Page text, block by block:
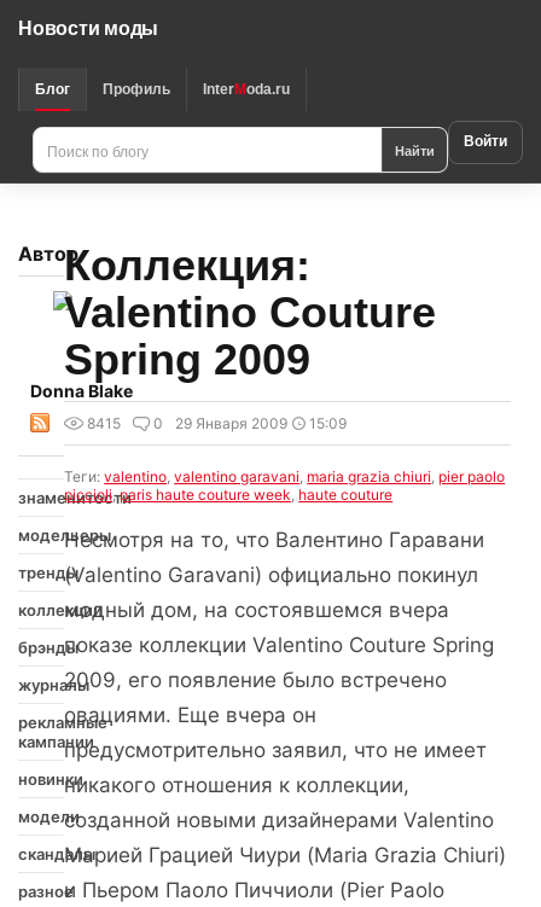
Новости моды
Блог Профиль InterModa.ru
Найти Войти
Автор
Donna Blake
знаменитости
модельеры
тренды
коллекции
брэнды
журналы
рекламные
кампании
новинки
модели
скандалы
разное
Коллекция:
Valentino Couture
Spring 2009
8415 0 29 Января 2009 15:09
Теги:valentino,valentino garavani, maria grazia chiuri, pier paolo
piccioli,paris haute couture week, haute couture
Несмотря на то, что Валентино Гаравани
(Valentino Garavani) официально покинул
модный дом, на состоявшемся вчера
показе коллекции Valentino Couture Spring
2009, его появление было встречено
овациями. Еще вчера он
предусмотрительно заявил, что не имеет
никакого отношения к коллекции,
созданной новыми дизайнерами Valentino
Марией Грацией Чиури (Maria Grazia Chiuri)
и Пьером Паоло Пиччиоли (Pier Paolo